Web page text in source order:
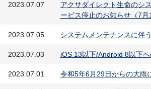
2023.07.07
アクサダイレクト生命のシ
ービス停止のお知らせ（7月
2023.07.05 システムメンテナンスに伴
2023.07.03 iOS 13以下/Android 8以下
2023.07.01 令和5年6月29日からの大雨